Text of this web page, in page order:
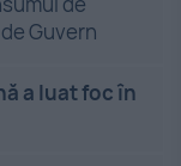
Guvern
a luat foc în